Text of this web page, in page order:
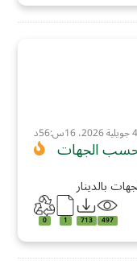
4 جويلية 2026، 16س:56د
حسب الجهات
بالدينار
497
713
1
0